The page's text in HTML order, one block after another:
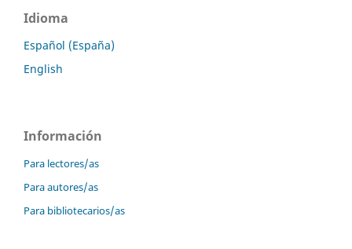
Idioma
Español (España)
English
Información
Para lectores/as
Para autores/as
Para bibliotecarios/as